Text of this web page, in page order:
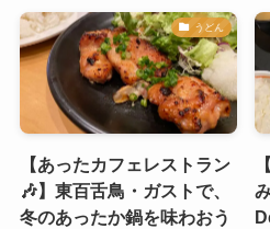
うどん
【あったカフェレストラン
🎶】東百舌鳥・ガストで、
冬のあったか鍋を味わおう